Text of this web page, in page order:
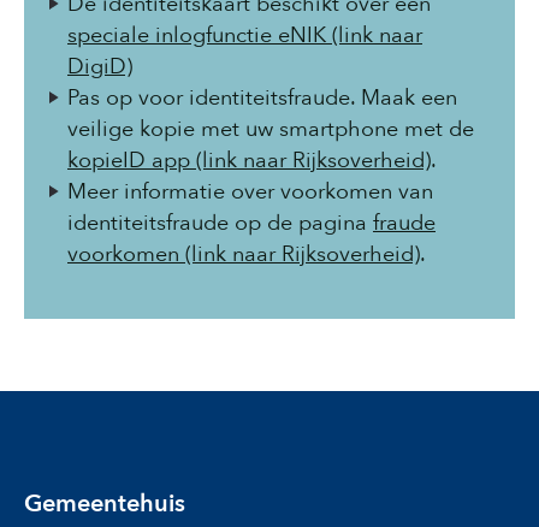
speciale inlogfunctie eNIK (link naar
DigiD)
Pas op voor identiteitsfraude. Maak een
veilige kopie met uw smartphone met de
kopieID app (link naar Rijksoverheid).
Meer informatie over voorkomen van
identiteitsfraude op de pagina fraude
voorkomen (link naar Rijksoverheid).
Gemeentehuis